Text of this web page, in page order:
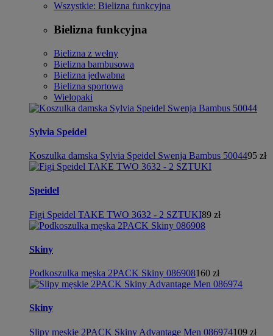
Wszystkie: Bielizna funkcyjna
Bielizna funkcyjna
Bielizna z wełny
Bielizna bambusowa
Bielizna jedwabna
Bielizna sportowa
Wielopaki
Sylvia Speidel
Koszulka damska Sylvia Speidel Swenja Bambus 5004495 zł
Speidel
Figi Speidel TAKE TWO 3632 - 2 SZTUKI89 zł
Skiny
Podkoszulka męska 2PACK Skiny 086908160 zł
Skiny
Slipy męskie 2PACK Skiny Advantage Men 086974109 zł